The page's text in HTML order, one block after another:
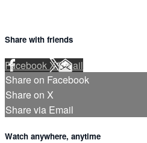
Share with friends
FacebookXEmail
Share on Facebook
Share on X
Share via Email
Watch anywhere, anytime